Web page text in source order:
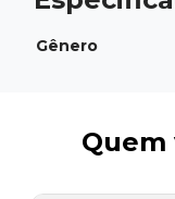
Gênero